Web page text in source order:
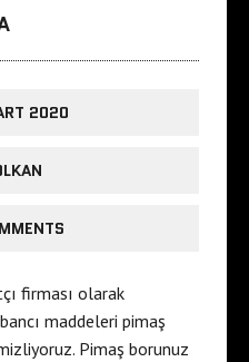
2020
firması olarak
maddeleri pimaş
Pimaş borunuz